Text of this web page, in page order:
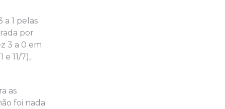
1 pelas
por
3 a 0 em
e 11/7),
as
foi nada